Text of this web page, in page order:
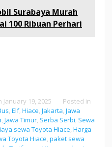
Surabaya Murah
100 Ribuan Perhari
January 19, 2025
Posted in
, Elf, Hiace, Jakarta, Jawa
, Jawa Timur, Serba Serbi, Sewa
sewa Toyota Hiace, Harga
Toyota Hiace, paket sewa